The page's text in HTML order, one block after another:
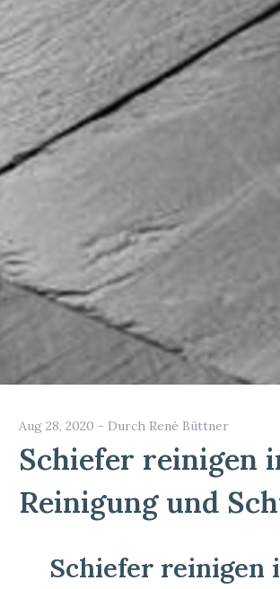
Aug 28, 2020 - Durch René Büttner
Schiefer reinigen
Reinigung und
Schiefer reinigen